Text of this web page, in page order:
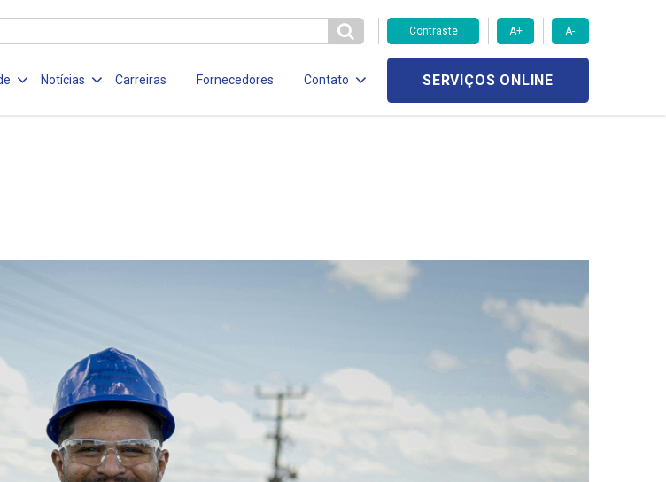
Contraste A+ A-
Notícias Carreiras Fornecedores Contato SERVIÇOS ONLINE